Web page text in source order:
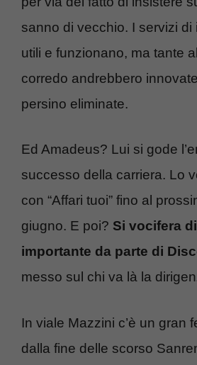
sanno di vecchio. I servizi di
utili e funzionano, ma tante
corredo andrebbero
persino eliminate.
Ed Amadeus? Lui si gode
successo della carriera. Lo
con “Affari tuoi” fino al
giugno. E poi? Si vocifera
importante da parte di
messo sul chi va là la
In viale Mazzini c’è un gran
dalla fine delle scorso